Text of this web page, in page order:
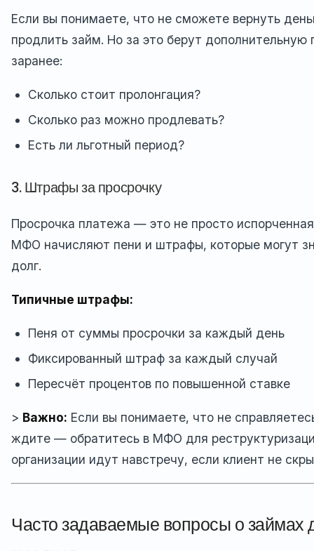
Если вы понимаете, что не сможете вернуть
продлить займ. Но за это берут дополнительную
заранее:
Сколько стоит пролонгация?
Сколько раз можно продлевать?
Есть ли льготный период?
3. Штрафы за просрочку
Просрочка платежа — это не просто
МФО начисляют пени и штрафы, которые могут
долг.
Типичные штрафы:
Пеня от суммы просрочки за каждый день
Фиксированный штраф за каждый случай
Пересчёт процентов по повышенной ставке
> Важно: Если вы понимаете, что не
ждите — обратитесь в МФО для
организации идут навстречу, если клиент не
Часто задаваемые вопросы о займах